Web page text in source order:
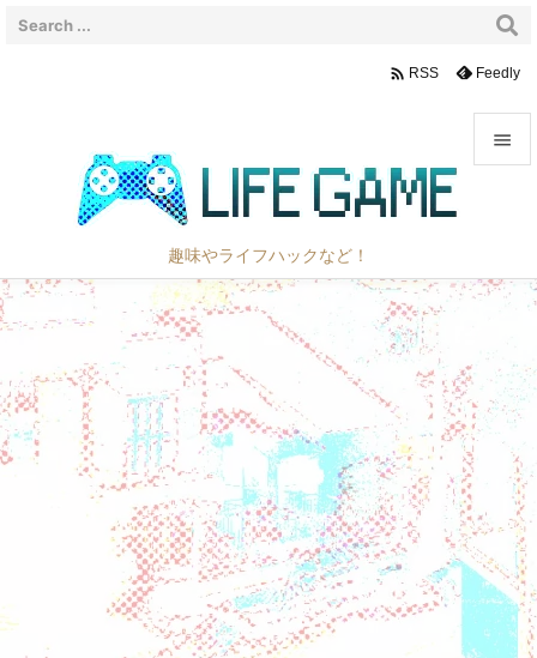
趣味やライフハックなど！

サイド

次へ

検索
 RSS Feedly